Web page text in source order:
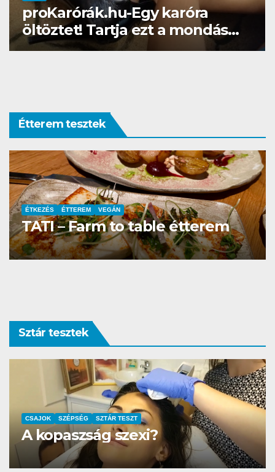
Gél lakk otthon? Naná, a
Brillbirddel simán!
Étterem tesztek
ÉTTEREM
La Villa Étterem és Pizzéria
Sztár tesztek
AUTÓ-MOTOR SZTÁR TESZT
DS3 és Zanzibár Rita